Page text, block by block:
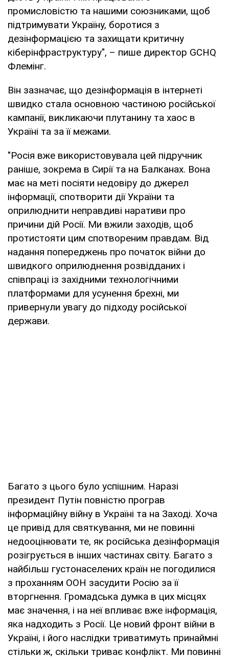
промисловістю та нашими союзниками, щоб
підтримувати Україну, боротися з
дезінформацією та захищати критичну
кіберінфраструктуру", – пише директор GCHQ
Флемінг.
Він зазначає, що дезінформація в інтернеті
швидко стала основною частиною російської
кампанії, викликаючи плутанину та хаос в
Україні та за її межами.
"Росія вже використовувала цей підручник
раніше, зокрема в Сирії та на Балканах. Вона
має на меті посіяти недовіру до джерел
інформації, спотворити дії України та
оприлюднити неправдиві наративи про
причини дій Росії. Ми вжили заходів, щоб
протистояти цим спотвореним правдам. Від
надання попереджень про початок війни до
швидкого оприлюднення розвідданих і
співпраці із західними технологічними
платформами для усунення брехні, ми
привернули увагу до підходу російської
держави.
Багато з цього було успішним. Наразі
президент Путін повністю програв
інформаційну війну в Україні та на Заході. Хоча
це привід для святкування, ми не повинні
недооцінювати те, як російська дезінформація
розігрується в інших частинах світу. Багато з
найбільш густонаселених країн не погодилися
з проханням ООН засудити Росію за її
вторгнення. Громадська думка в цих місцях
має значення, і на неї впливає вже інформація,
яка надходить з Росії. Це новий фронт війни в
Україні, і його наслідки триватимуть принаймні
стільки ж, скільки триває конфлікт. Ми повинні